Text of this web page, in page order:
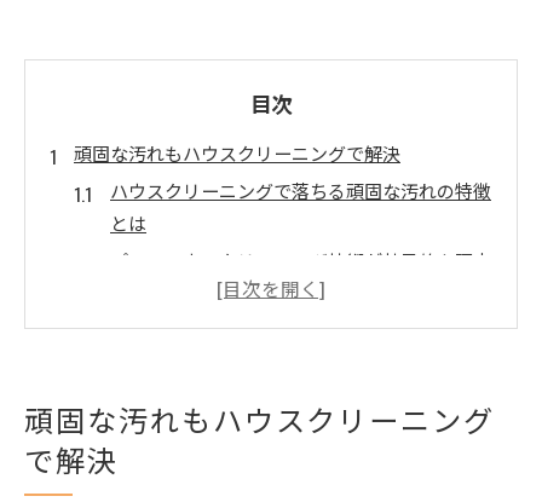
目次
頑固な汚れもハウスクリーニングで解決
ハウスクリーニングで落ちる頑固な汚れの特徴
とは
プロのハウスクリーニング技術が効果的な理由
ハウスクリーニングでどこまで綺麗になるのか
徹底解説
ハウスクリーニング業者選びのポイントと注意
点
落ちにくい汚れに効く掃除の極意
頑固な汚れもハウスクリーニング
で解決